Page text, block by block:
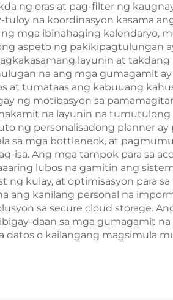
ng oras at pag-filter ng
na koordinasyon kasama
mga ibinahaging kalendaryo,
aspeto ng pakikipagtulungan
layunin at takdang
na ang mga gumagamit
tumataas ang kabuuang
ng motibasyon sa
na layunin na
ng personalisadong planner
sa mga bottleneck, at
isa. Ang mga tampok para sa
lubos na gamitin ang
kulay, at optimisasyon para
ang kanilang personal na
sa secure cloud storage.
daan sa mga gumagamit na
o kailangang magsimula